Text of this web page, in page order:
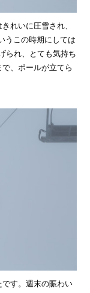
れいに圧雪され、
うこの時期にしては
られ、とても気持ち
、ポールが立てら
す。週末の賑わい